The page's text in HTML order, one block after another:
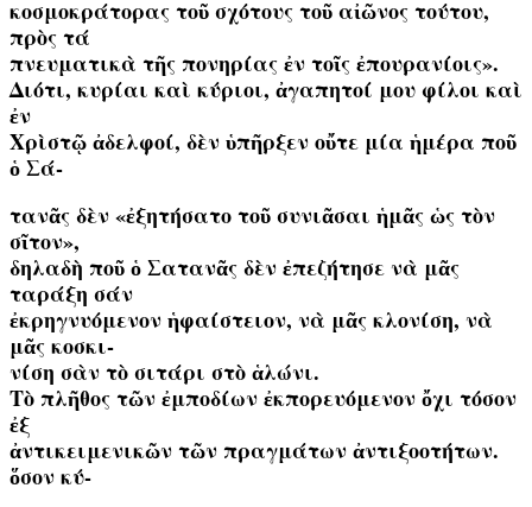
κοσμοκράτορας τοῦ σχότους τοῦ αἰῶνος τούτου,
πρὸς τά
πνευματικὰ τῆς πονηρίας ἐν τοῖς ἐπουρανίοις».
Διότι, κυρίαι καὶ κύριοι, ἀγαπητοί μου φίλοι καὶ
ἐν
Χρὶστῷ ἀδελφοί, δὲν ὑπῆρξεν οὔτε μία ἡμέρα ποῦ
ὁ Σά-
τανᾶς δὲν «ἐξητήσατο τοῦ συνιᾶσαι ἡμᾶς ὡς τὸν
σῖτον»,
δηλαδὴ ποῦ ὁ Σατανᾶς δὲν ἐπεζήτησε νὰ μᾶς
ταράξη σάν
ἐκρηγνυόμενον ἡφαίστειον, νὰ μᾶς κλονίση, νὰ
μᾶς κοσκι-
νίση σὰν τὸ σιτάρι στὸ ἁλώνι.
Τὸ πλῆθος τῶν ἐμποδίων ἐκπορευόμενον ὄχι τόσον
ἐξ
ἀντικειμενικῶν τῶν πραγμάτων ἀντιξοοτήτων.
ὅσον κύ-